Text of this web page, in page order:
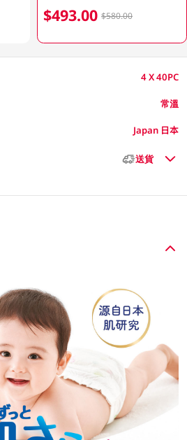
$493.00 $580.00
4 X 40PC
常溫
Japan 日本
送貨